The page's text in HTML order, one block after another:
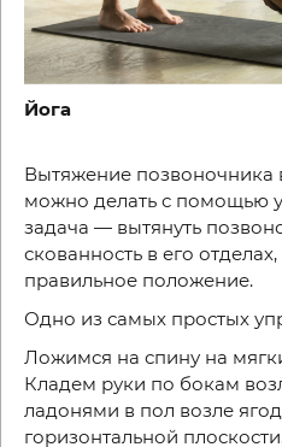
Йога
Вытяжение позвоночника
можно делать с помощью
задача — вытянуть
скованность в его отделах,
правильное положение.
Одно из самых простых
Ложимся на спину на
Кладем руки по бокам
ладонями в пол возле
горизонтальной